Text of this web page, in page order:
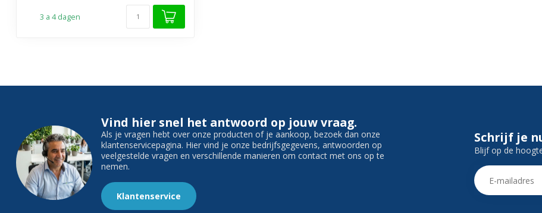
3 a 4 dagen
Vind hier snel het antwoord op jouw vraag.
Als je vragen hebt over onze producten of je aankoop, bezoek dan onze
klantenservicepagina. Hier vind je onze bedrijfsgegevens, antwoorden op
veelgestelde vragen en verschillende manieren om contact met ons op te
nemen.
Klantenservice
Schrijf je
Blijf op de